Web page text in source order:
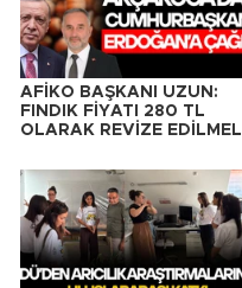
AFİKO BAŞKANI UZUN:
FINDIK FİYATI 280 TL
OLARAK REVİZE EDİLMELİ